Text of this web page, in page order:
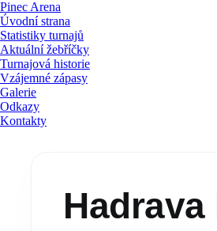
Pinec Arena
Úvodní strana
Statistiky turnajů
Aktuální žebříčky
Turnajová historie
Vzájemné zápasy
Galerie
Odkazy
Kontakty